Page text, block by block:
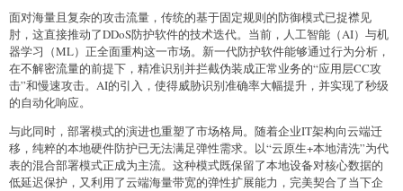
面对海量且复杂的攻击流量，传统的基于固定规则的防御模式已捉襟见
肘，这直接推动了DDoS防护软件的技术迭代。当前，人工智能（AI）与机
器学习（ML）正全面重构这一市场。新一代防护软件能够通过行为分析，
在不解密流量的前提下，精准识别并拦截伪装成正常业务的“应用层CC攻
击”和慢速攻击。AI的引入，使得威胁识别准确率大幅提升，并实现了秒级
的自动化响应。
与此同时，部署模式的演进也重塑了市场格局。随着企业IT架构向云端迁
移，纯粹的本地硬件防护已无法满足弹性需求。以“云原生+本地清洗”为代
表的混合部署模式正成为主流。这种模式既保留了本地设备对核心数据的
低延迟保护，又利用了云端海量带宽的弹性扩展能力，完美契合了当下企